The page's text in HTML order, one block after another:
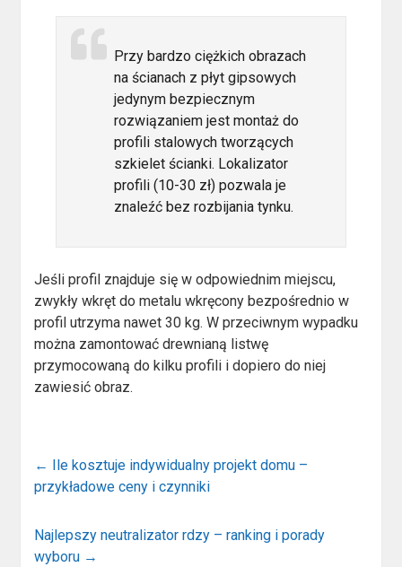
Przy bardzo ciężkich obrazach
na ścianach z płyt gipsowych
jedynym bezpiecznym
rozwiązaniem jest montaż do
profili stalowych tworzących
szkielet ścianki. Lokalizator
profili (10-30 zł) pozwala je
znaleźć bez rozbijania tynku.
Jeśli profil znajduje się w odpowiednim miejscu,
zwykły wkręt do metalu wkręcony bezpośrednio w
profil utrzyma nawet 30 kg. W przeciwnym wypadku
można zamontować drewnianą listwę
przymocowaną do kilku profili i dopiero do niej
zawiesić obraz.
←
Ile kosztuje indywidualny projekt domu –
przykładowe ceny i czynniki
Najlepszy neutralizator rdzy – ranking i porady
wyboru →